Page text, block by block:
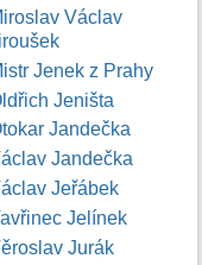
Václav
Jenek z Prahy
Jeništa
Jandečka
Jandečka
Jeřábek
Jelínek
Jurák